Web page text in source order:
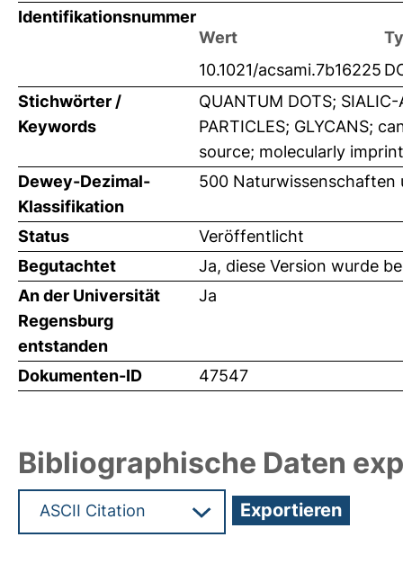
Identifikationsnummer
Wert
10.1021/acsami.7b16225
Stichwörter /
Keywords
QUANTUM DOTS;
PARTICLES; GLYCANS;
source; molecularly
Dewey-Dezimal-
Klassifikation
500 Naturwissenschaften
Status
Veröffentlicht
Begutachtet
Ja, diese Version wurde
An der Universität
Regensburg
entstanden
Ja
Dokumenten-ID 47547
Bibliographische Daten